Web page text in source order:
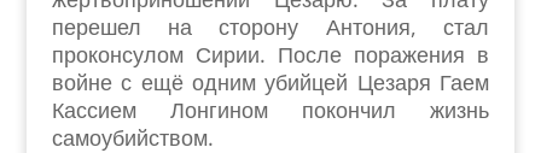
перешел на сторону Антония, стал
проконсулом Сирии. После поражения в
войне с ещё одним убийцей Цезаря Гаем
Кассием Лонгином покончил жизнь
самоубийством.